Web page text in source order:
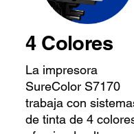
4 Colores
La impresora
SureColor S7170
trabaja con
de tinta de 4